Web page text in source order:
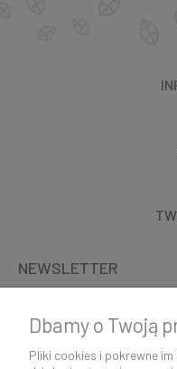
NEWSLETTER
Dbamy o Twoją
Pliki cookies i pokrewne